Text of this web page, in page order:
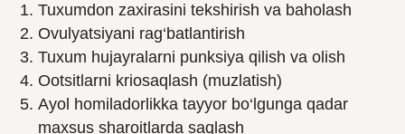
Tuxumdon zaxirasini tekshirish va baholash
Ovulyatsiyani rag‘batlantirish
Tuxum hujayralarni punksiya qilish va olish
Ootsitlarni kriosaqlash (muzlatish)
Ayol homiladorlikka tayyor bo‘lgunga qadar
maxsus sharoitlarda saqlash